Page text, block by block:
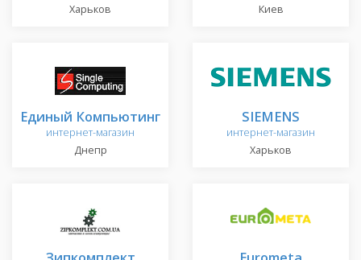
Харьков
Киев
Единый Компьютинг
интернет-магазин
Днепр
SIEMENS
интернет-магазин
Харьков